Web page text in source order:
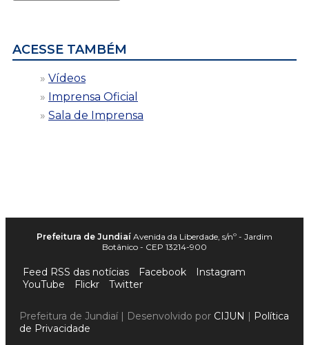
por
ACESSE TAMBÉM
Vídeos
Imprensa Oficial
Sala de Imprensa
Prefeitura de Jundiaí Avenida da Liberdade, s/nº - Jardim
Botânico - CEP 13214-900
Feed RSS das notícias Facebook
Instagram
YouTube
Flickr Twitter
Prefeitura de Jundiaí | Desenvolvido por CIJUN | Política
de Privacidade